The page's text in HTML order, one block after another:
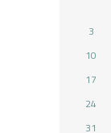
3
10
17
24
31